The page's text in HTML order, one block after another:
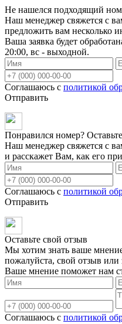
Не нашелся подходящий
Наш менеджер свяжется с
предложить вам несколько
Ваша заявка будет
20:00, вс - выходной.
Соглашаюсь с политикой
Отправить
Понравился номер?
Наш менеджер свяжется с
и расскажет Вам, как его
Соглашаюсь с политикой
Отправить
Оставьте свой отзыв
Мы хотим знать ваше
пожалуйста, свой отзыв или
Ваше мнение поможет нам
Соглашаюсь с политикой